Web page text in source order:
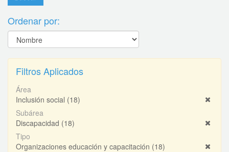
Ordenar por:
Filtros Aplicados
Área
Inclusión social (18)
Subárea
Discapacidad (18)
Tipo
Organizaciones educación y capacitación (18)